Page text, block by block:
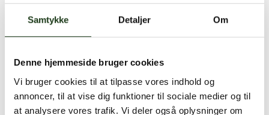
Samtykke Detaljer Om
Denne hjemmeside bruger cookies
Vi bruger cookies til at tilpasse vores indhold og
annoncer, til at vise dig funktioner til sociale medier og til
at analysere vores trafik. Vi deler også oplysninger om
Kontakt os på +45 72 24 72 00eller info@hjertebegravelse.dk